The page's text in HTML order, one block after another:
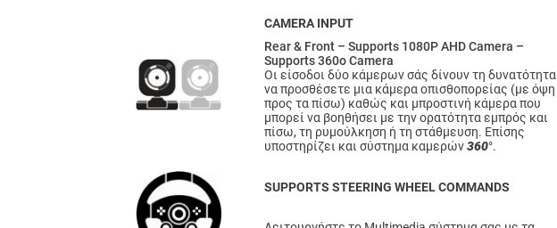
CAMERA INPUT
Rear & Front – Supports 1080P AHD Camera –
Supports 360o Camera
Οι είσοδοι δύο κάμερων σάς δίνουν τη δυνατότητα
να προσθέσετε μια κάμερα οπισθοπορείας (με όψη
προς τα πίσω) καθώς και μπροστινή κάμερα που
μπορεί να βοηθήσει με την ορατότητα εμπρός και
πίσω, τη ρυμούλκηση ή τη στάθμευση. Επίσης
υποστηρίζει και σύστημα καμερών360°.
SUPPORTS STEERING WHEEL COMMANDS